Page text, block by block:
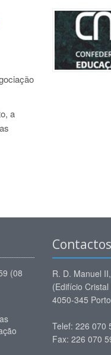
a
(08
Contactos
R. D. Manuel
(Edifício Cristal
4050-345 Porto
Telef: 226 070
Fax: 226 070